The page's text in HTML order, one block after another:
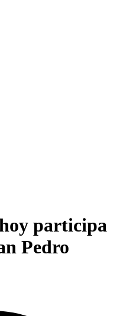
participa
Pedro